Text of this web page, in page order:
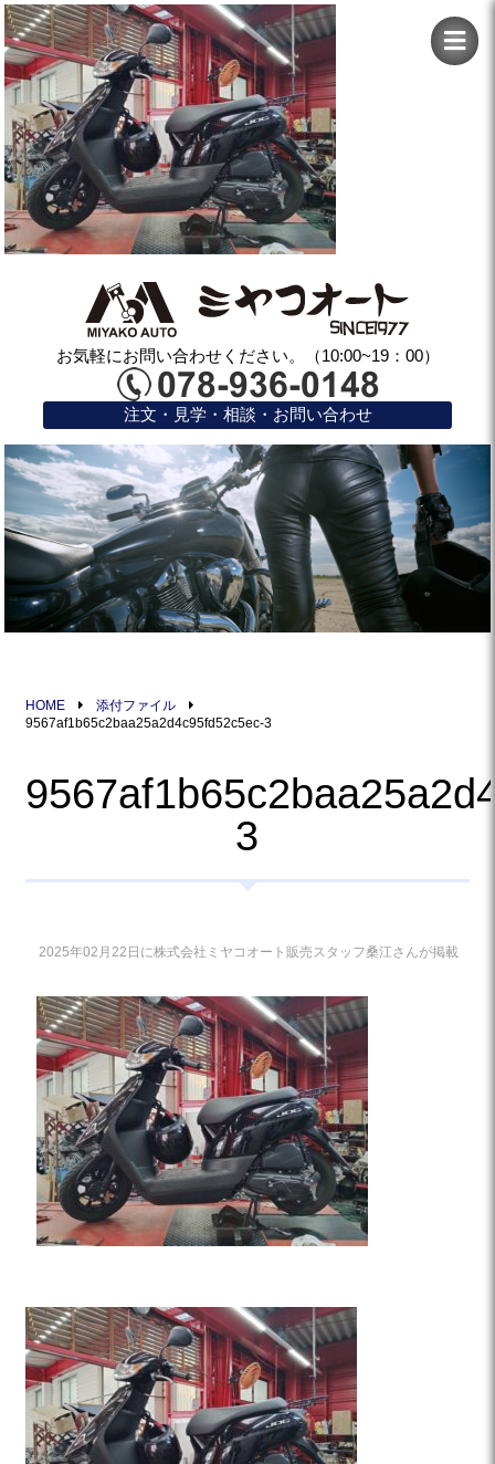
お気軽にお問い合わせください。（10:00~19：00）
注文・見学・相談・お問い合わせ
HOME
添付ファイル
9567af1b65c2baa25a2d4c95fd52c5ec-3
3
2025年02月22日に株式会社ミヤコオート販売スタッフ桑江さんが掲載